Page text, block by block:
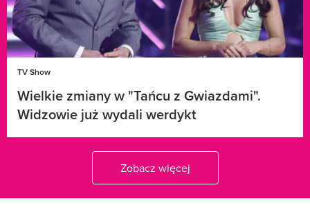
TV Show
Wielkie zmiany w "Tańcu z Gwiazdami".
Widzowie już wydali werdykt
Zobacz więcej